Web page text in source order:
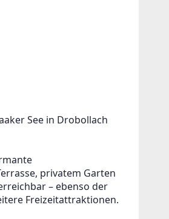
See in Drobollach
privatem Garten
– ebenso der
Freizeitattraktionen.